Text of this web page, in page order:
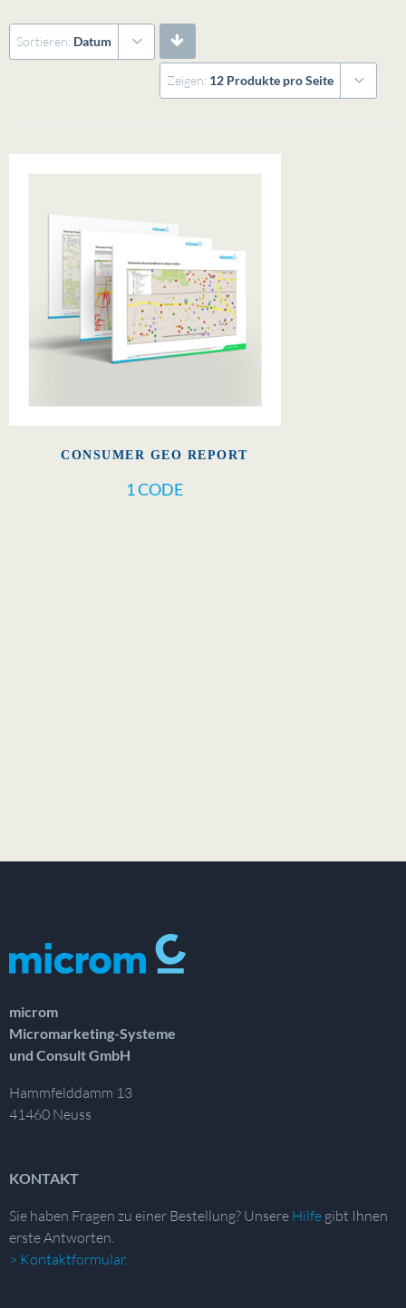
Sortieren: Datum
Zeigen: 12 Produkte pro Seite
CONSUMER GEO REPORT
1 CODE
microm
Micromarketing-Systeme
und Consult GmbH
Hammfelddamm 13
41460 Neuss
KONTAKT
Sie haben Fragen zu einer Bestellung? Unsere Hilfe gibt Ihnen
erste Antworten.
> Kontaktformular.